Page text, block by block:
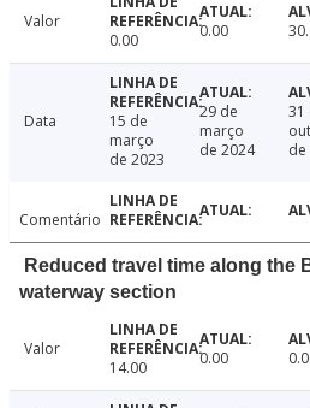
Valor
0.00
0.00
Data
15 de
março
de 2023
29 de
março
de 2024
31
de
Comentário
Reduced travel time along the
waterway section
Valor
14.00
0.00